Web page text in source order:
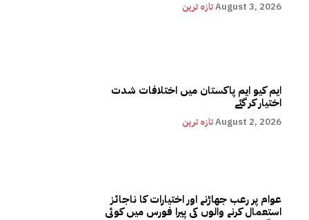
تازہ ترینAugust 3, 2026
ایم کیو ایم پاکستان میں اختلافات شدت
اختیار کر گئے
تازہ ترینAugust 2, 2026
عوام پر رعب جھاڑنے اور اختیارات کا ناجائز
استعمال کرنے والوں کی پیرا فورس میں کوئی